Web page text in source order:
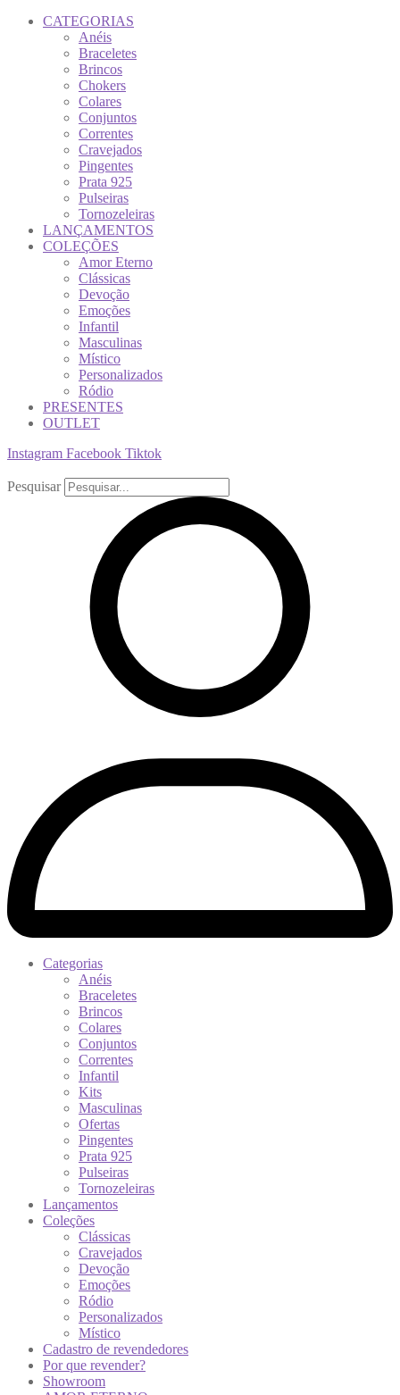
CATEGORIAS
Anéis
Braceletes
Brincos
Chokers
Colares
Conjuntos
Correntes
Cravejados
Pingentes
Prata 925
Pulseiras
Tornozeleiras
LANÇAMENTOS
COLEÇÕES
Amor Eterno
Clássicas
Devoção
Emoções
Infantil
Masculinas
Místico
Personalizados
Ródio
PRESENTES
OUTLET
Instagram Facebook Tiktok
Pesquisar
Categorias
Anéis
Braceletes
Brincos
Colares
Conjuntos
Correntes
Infantil
Kits
Masculinas
Ofertas
Pingentes
Prata 925
Pulseiras
Tornozeleiras
Lançamentos
Coleções
Clássicas
Cravejados
Devoção
Emoções
Ródio
Personalizados
Místico
Cadastro de revendedores
Por que revender?
Showroom